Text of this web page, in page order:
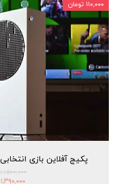
پکیج آفلاین بازی انتخابی Xbox One - Series S/X
۱,۵۰۰,۰۰۰ تومان
۱,۳۹۰,۰۰۰ تومان
۱۱۰,۰۰۰ تومان